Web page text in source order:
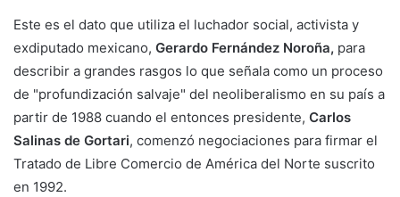
Este es el dato que utiliza el luchador social, activista y
exdiputado mexicano, Gerardo Fernández Noroña, para
describir a grandes rasgos lo que señala como un proceso
de "profundización salvaje" del neoliberalismo en su país a
partir de 1988 cuando el entonces presidente, Carlos
Salinas de Gortari, comenzó negociaciones para firmar el
Tratado de Libre Comercio de América del Norte suscrito
en 1992.